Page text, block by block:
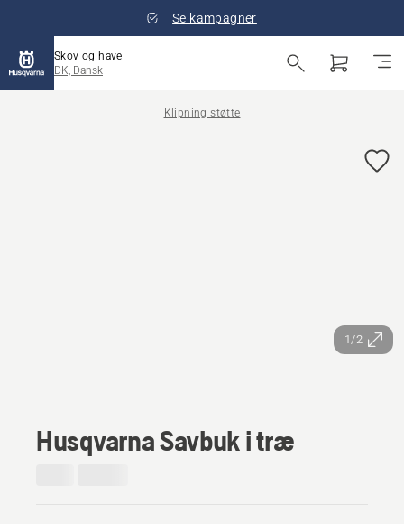
Se kampagner
Skov og have
DK, Dansk
Klipning støtte
1/2
Husqvarna Savbuk i træ